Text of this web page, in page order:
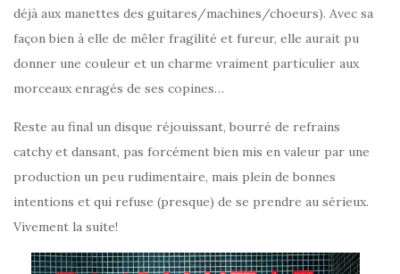
déjà aux manettes des guitares/machines/choeurs). Avec sa
façon bien à elle de mêler fragilité et fureur, elle aurait pu
donner une couleur et un charme vraiment particulier aux
morceaux enragés de ses copines…
Reste au final un disque réjouissant, bourré de refrains
catchy et dansant, pas forcément bien mis en valeur par une
production un peu rudimentaire, mais plein de bonnes
intentions et qui refuse (presque) de se prendre au sérieux.
Vivement la suite!